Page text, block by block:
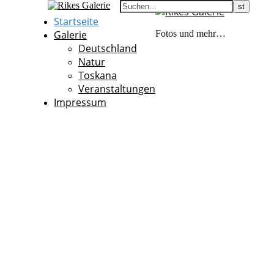
Startseite
Galerie
Deutschland
Natur
Toskana
Veranstaltungen
Impressum
Fotos und mehr…